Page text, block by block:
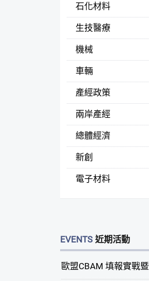
石化材料
生技醫療
機械
車輛
產經政策
兩岸產經
總體經濟
新創
電子材料
EVENTS 近期活動